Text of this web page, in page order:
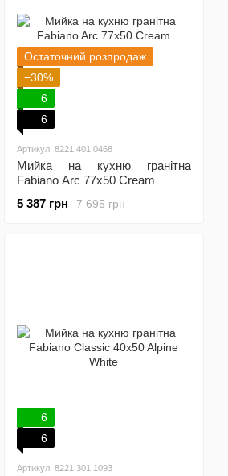
Остаточний розпродаж
−30%
6
6
Артикул: 8221.401.0468
Мийка на кухню гранітна
Fabiano Arc 77x50 Cream
7 695 грн
5 387 грн
6
6
Артикул: 8221.301.1093